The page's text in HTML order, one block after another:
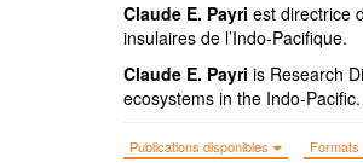
Claude E. Payri est directrice
insulaires de l’Indo-Pacifique.
Claude E. Payri is Research
ecosystems in the Indo-Pacific.
Publications disponibles Formats